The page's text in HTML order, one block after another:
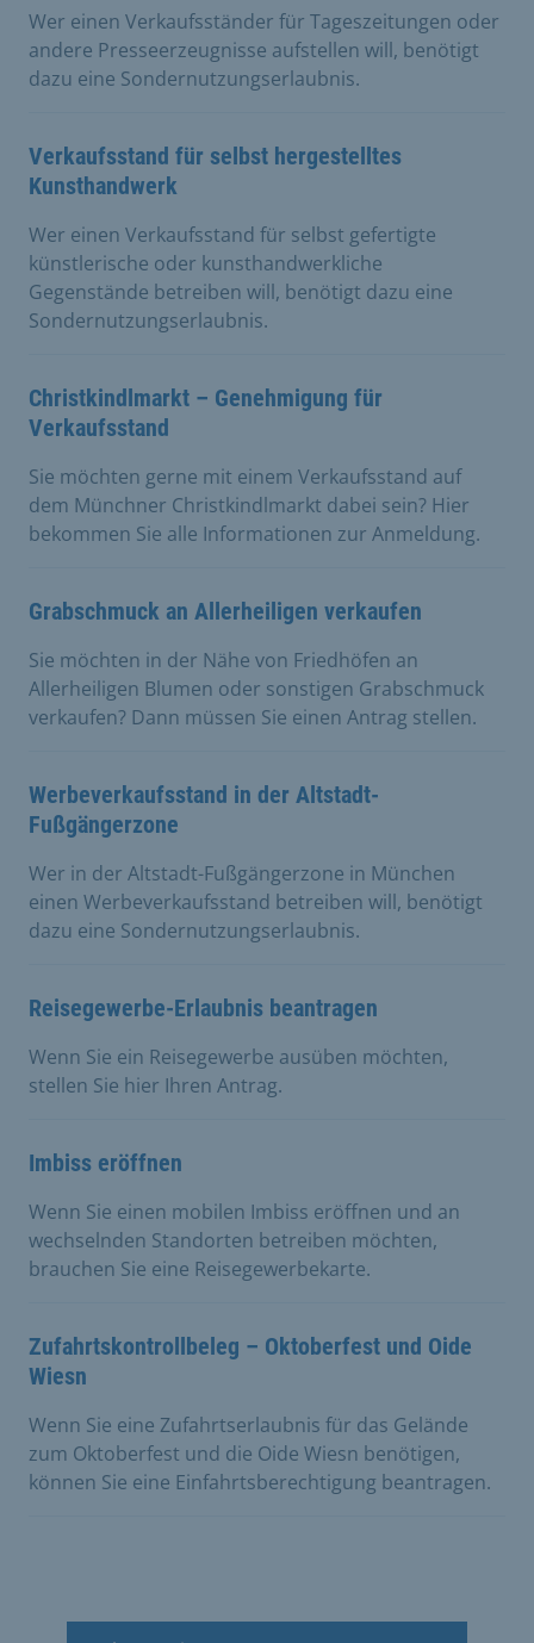
Wer einen Verkaufsständer für Tageszeitungen oder
andere Presseerzeugnisse aufstellen will, benötigt
dazu eine Sondernutzungserlaubnis.
Verkaufsstand für selbst hergestelltes
Kunsthandwerk
Wer einen Verkaufsstand für selbst gefertigte
künstlerische oder kunsthandwerkliche
Gegenstände betreiben will, benötigt dazu eine
Sondernutzungserlaubnis.
Christkindlmarkt – Genehmigung für
Verkaufsstand
Sie möchten gerne mit einem Verkaufsstand auf
dem Münchner Christkindlmarkt dabei sein? Hier
bekommen Sie alle Informationen zur Anmeldung.
Grabschmuck an Allerheiligen verkaufen
Sie möchten in der Nähe von Friedhöfen an
Allerheiligen Blumen oder sonstigen Grabschmuck
verkaufen? Dann müssen Sie einen Antrag stellen.
Werbeverkaufsstand in der Altstadt-
Fußgängerzone
Wer in der Altstadt-Fußgängerzone in München
einen Werbeverkaufsstand betreiben will, benötigt
dazu eine Sondernutzungserlaubnis.
Reisegewerbe-Erlaubnis beantragen
Wenn Sie ein Reisegewerbe ausüben möchten,
stellen Sie hier Ihren Antrag.
Imbiss eröffnen
Wenn Sie einen mobilen Imbiss eröffnen und an
wechselnden Standorten betreiben möchten,
brauchen Sie eine Reisegewerbekarte.
Zufahrtskontrollbeleg – Oktoberfest und Oide
Wiesn
Wenn Sie eine Zufahrtserlaubnis für das Gelände
zum Oktoberfest und die Oide Wiesn benötigen,
können Sie eine Einfahrtsberechtigung beantragen.